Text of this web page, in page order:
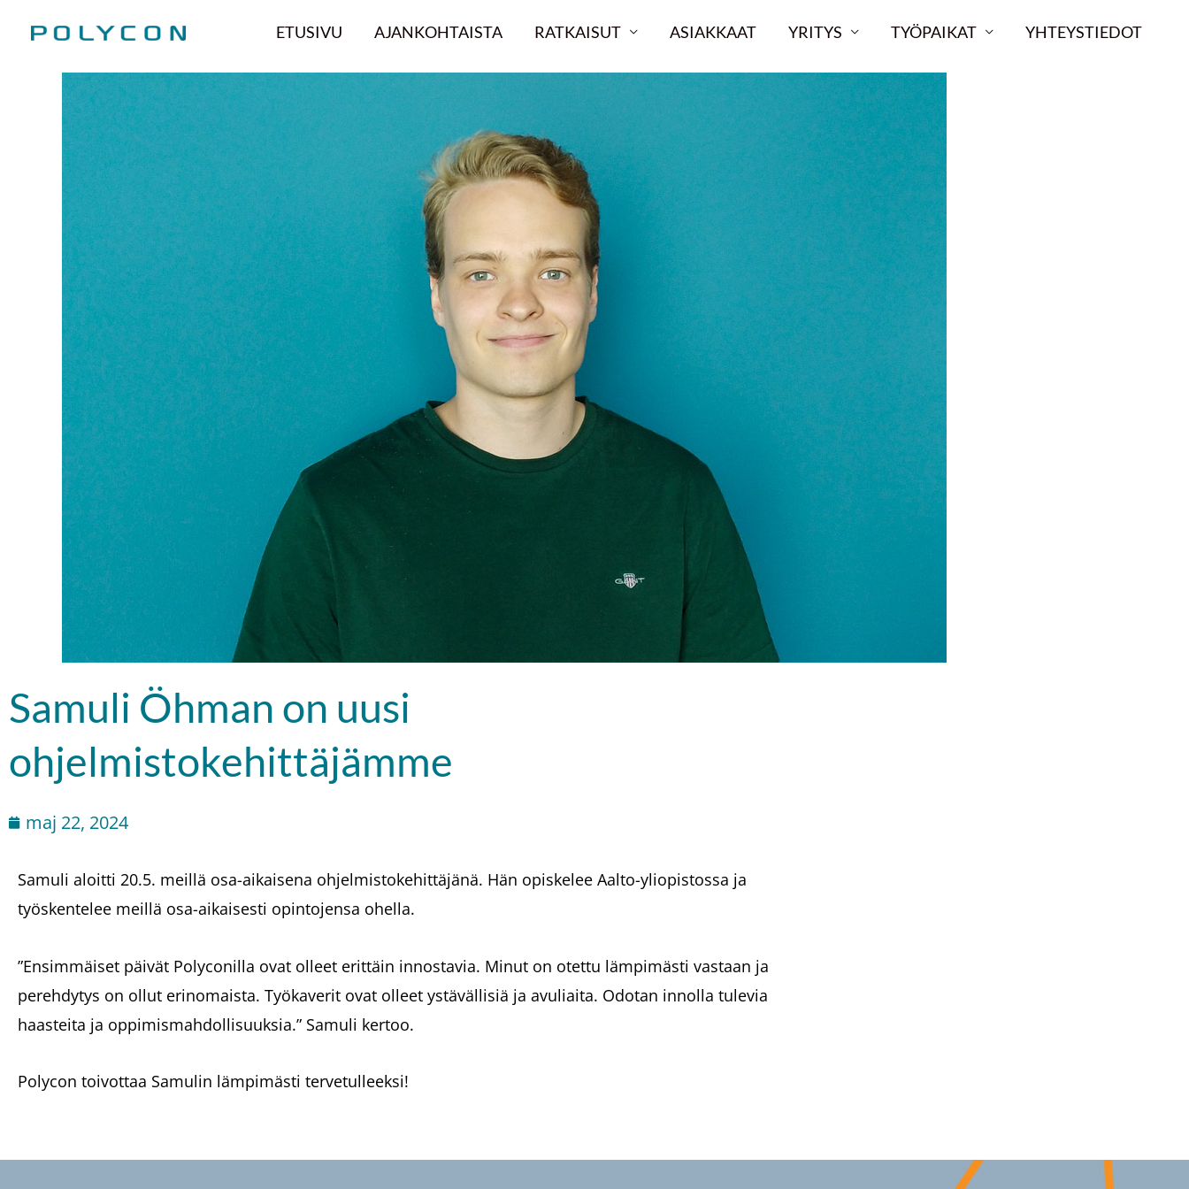
innehåll
ETUSIVU AJANKOHTAISTA RATKAISUT ASIAKKAAT YRITYS TYÖPAIKAT YHTEYSTIEDOT
Samuli Öhman on uusi
ohjelmistokehittäjämme
maj 22, 2024
Samuli aloitti 20.5. meillä osa-aikaisena ohjelmistokehittäjänä. Hän opiskelee Aalto-yliopistossa ja
työskentelee meillä osa-aikaisesti opintojensa ohella.
”Ensimmäiset päivät Polyconilla ovat olleet erittäin innostavia. Minut on otettu lämpimästi vastaan ja
perehdytys on ollut erinomaista. Työkaverit ovat olleet ystävällisiä ja avuliaita. Odotan innolla tulevia
haasteita ja oppimismahdollisuuksia.” Samuli kertoo.
Polycon toivottaa Samulin lämpimästi tervetulleeksi!